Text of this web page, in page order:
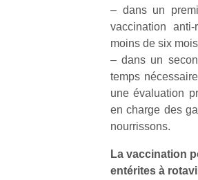
– dans un
vaccination
moins de six
– dans un
temps
une évaluation
en charge des
nourrissons.
La vaccination
entérites à